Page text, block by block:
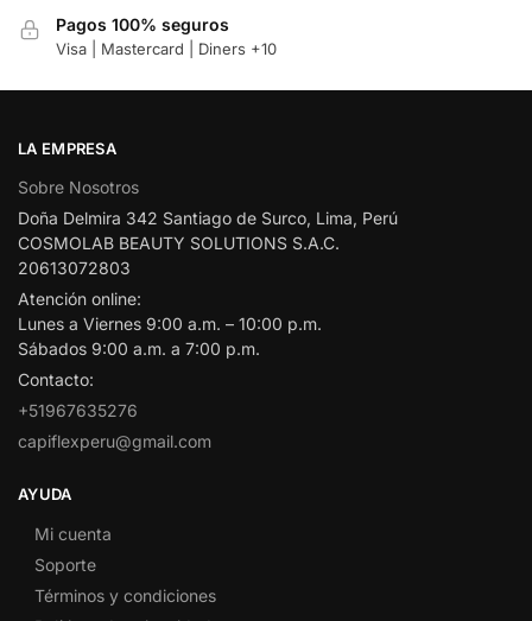
Pagos 100% seguros
Visa | Mastercard | Diners +10
LA EMPRESA
Sobre Nosotros
Doña Delmira 342 Santiago de Surco, Lima, Perú
COSMOLAB BEAUTY SOLUTIONS S.A.C.
20613072803
Atención online:
Lunes a Viernes 9:00 a.m. – 10:00 p.m.
Sábados 9:00 a.m. a 7:00 p.m.
Contacto:
+51967635276
capiflexperu@gmail.com
AYUDA
Mi cuenta
Soporte
Términos y condiciones